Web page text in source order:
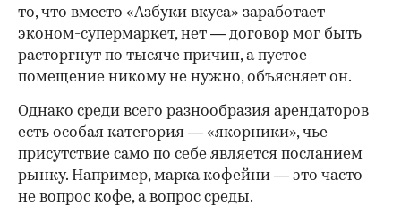
то, что вместо «Азбуки вкуса» заработает
эконом-супермаркет, нет — договор мог быть
расторгнут по тысяче причин, а пустое
помещение никому не нужно, объясняет он.
Однако среди всего разнообразия арендаторов
есть особая категория — «якорники», чье
присутствие само по себе является посланием
рынку. Например, марка кофейни — это часто
не вопрос кофе, а вопрос среды.